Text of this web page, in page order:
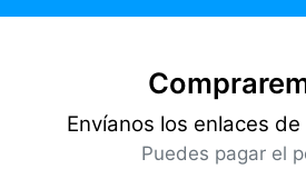
Envíanos los enlaces
Puedes pagar el